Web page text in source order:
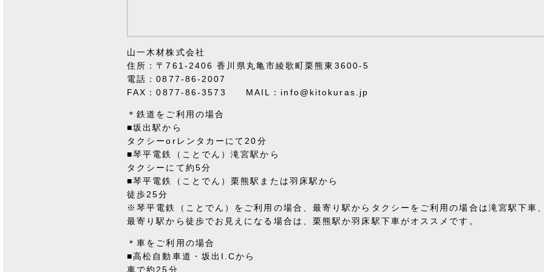
山一木材株式会社
住所：〒761-2406 香川県丸亀市綾歌町栗熊東3600-5
電話：0877-86-2007
FAX：0877-86-3573 MAIL：info@kitokuras.jp
＊鉄道をご利用の場合
■坂出駅から
タクシーorレンタカーにて20分
■琴平電鉄（ことでん）滝宮駅から
タクシーにて約5分
■琴平電鉄（ことでん）栗熊駅または羽床駅から
徒歩25分
※琴平電鉄（ことでん）をご利用の場合、最寄り駅からタクシーをご利用の場合は滝宮駅下車
最寄り駅から徒歩でお見えになる場合は、栗熊駅か羽床駅下車がオススメです。
＊車をご利用の場合
■高松自動車道・坂出I.Cから
車で約25分